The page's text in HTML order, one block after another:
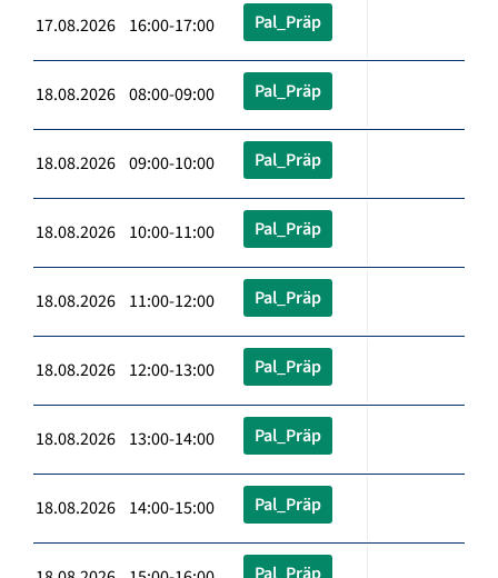
17.08.2026 16:00-17:00 Pal_Präp
18.08.2026 08:00-09:00 Pal_Präp
18.08.2026 09:00-10:00 Pal_Präp
18.08.2026 10:00-11:00 Pal_Präp
18.08.2026 11:00-12:00 Pal_Präp
18.08.2026 12:00-13:00 Pal_Präp
18.08.2026 13:00-14:00 Pal_Präp
18.08.2026 14:00-15:00 Pal_Präp